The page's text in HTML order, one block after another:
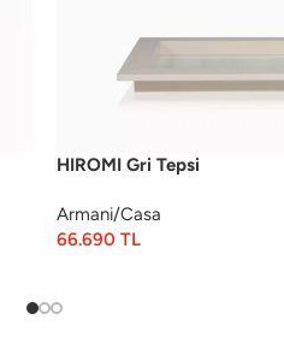
HIROMI Gri Tepsi
Armani/Casa
66.690 TL